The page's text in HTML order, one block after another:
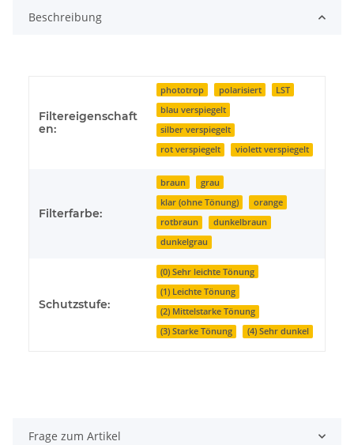
Beschreibung
Filtereigenschaft
en:
phototrop polarisiert
LST
blau verspiegelt
silber verspiegelt
rot verspiegelt
violett verspiegelt
Filterfarbe:
braun
grau
klar (ohne Tönung)
orange
rotbraun
dunkelbraun
dunkelgrau
Schutzstufe:
(0) Sehr leichte Tönung
(1) Leichte Tönung
(2) Mittelstarke Tönung
(3) Starke Tönung
(4) Sehr dunkel
Frage zum Artikel